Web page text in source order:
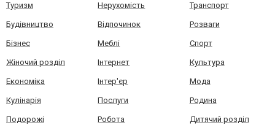
Туризм Нерухомість Транспорт
Будівництво Відпочинок Розваги
Бізнес Меблі Спорт
Жіночий розділ Інтернет Культура
Економіка Інтер'єр Мода
Кулінарія Послуги Родина
Подорожі Робота Дитячий розділ